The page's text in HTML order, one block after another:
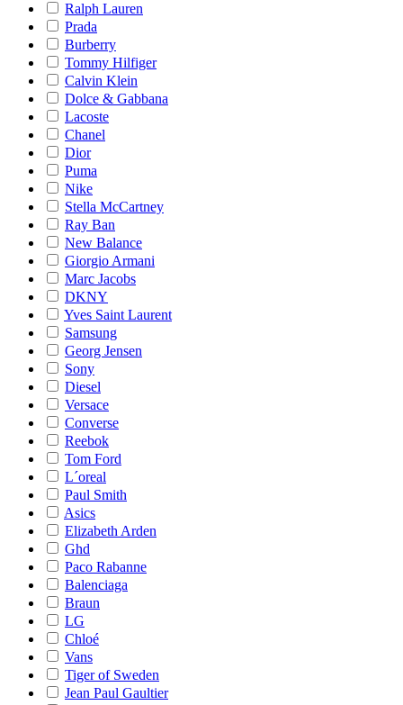
Ralph Lauren
Prada
Burberry
Tommy Hilfiger
Calvin Klein
Dolce & Gabbana
Lacoste
Chanel
Dior
Puma
Nike
Stella McCartney
Ray Ban
New Balance
Giorgio Armani
Marc Jacobs
DKNY
Yves Saint Laurent
Samsung
Georg Jensen
Sony
Diesel
Versace
Converse
Reebok
Tom Ford
L´oreal
Paul Smith
Asics
Elizabeth Arden
Ghd
Paco Rabanne
Balenciaga
Braun
LG
Chloé
Vans
Tiger of Sweden
Jean Paul Gaultier